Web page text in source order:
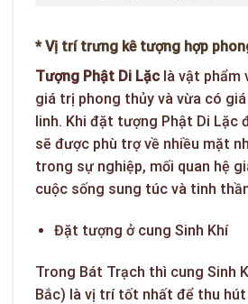
* Vị trí trưng kê tượng hợp
Tượng Phật Di Lặc là vật phẩm
giá trị phong thủy và vừa có
linh. Khi đặt tượng Phật Di Lặc
sẽ được phù trợ về nhiều mặt
trong sự nghiệp, mối quan hệ
cuộc sống sung túc và tinh
Đặt tượng ở cung Sinh Khí
Trong Bát Trạch thì cung Sinh
Bắc) là vị trí tốt nhất để thu